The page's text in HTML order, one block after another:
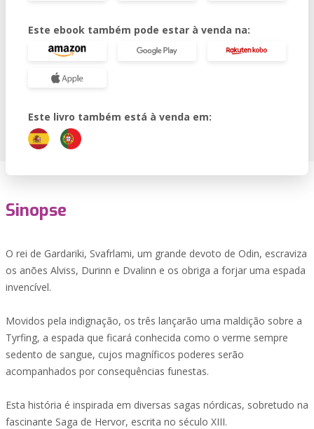
Este ebook também pode estar à venda na:
Este livro também está à venda em:
Sinopse
O rei de Gardariki, Svafrlami, um grande devoto de Odin, escraviza
os anões Alviss, Durinn e Dvalinn e os obriga a forjar uma espada
invencível.
Movidos pela indignação, os três lançarão uma maldição sobre a
Tyrfing, a espada que ficará conhecida como o verme sempre
sedento de sangue, cujos magníficos poderes serão
acompanhados por consequências funestas.
Esta história é inspirada em diversas sagas nórdicas, sobretudo na
fascinante Saga de Hervor, escrita no século XIII.